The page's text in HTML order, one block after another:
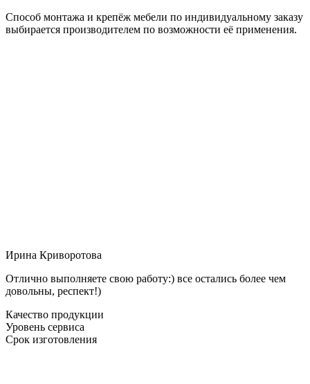
Способ монтажа и крепёж мебели по индивидуальному заказу
выбирается производителем по возможности её применения.
Ирина Криворотова
Отлично выполняете свою работу:) все остались более чем
довольны, респект!)
Качество продукции
Уровень сервиса
Срок изготовления